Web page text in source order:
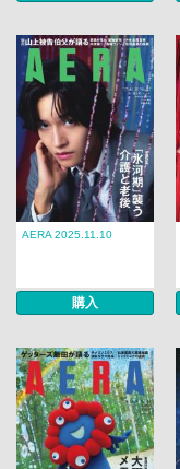
AERA 2025.11.10
購入